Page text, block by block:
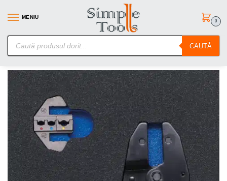
MENIU
CAUTĂ
0
SimpleTools.ro – Gasesti orice – Comanzi simplu
Prima pagină
Scule de mana Truse Scule Echipare pentru dulap 1/3,set cleste pentru electrica, BGS 4027